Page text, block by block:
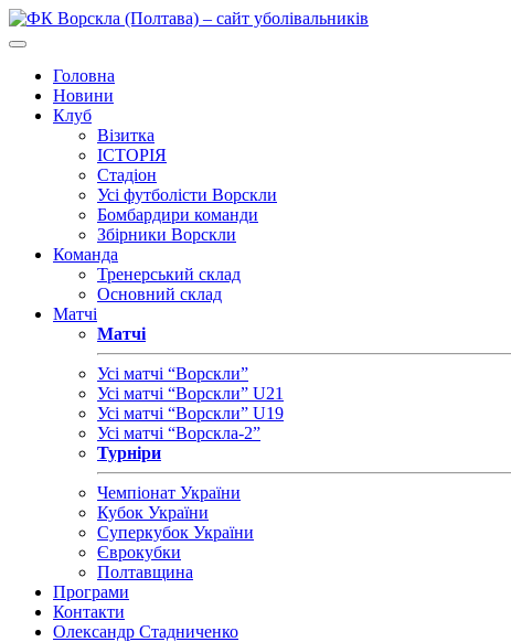
Головна
Новини
Клуб
Візитка
ІСТОРІЯ
Стадіон
Усі футболісти Ворскли
Бомбардири команди
Збірники Ворскли
Команда
Тренерський склад
Основний склад
Матчі
Матчі
Усі матчі “Ворскли”
Усі матчі “Ворскли” U21
Усі матчі “Ворскли” U19
Усі матчі “Ворскла-2”
Турніри
Чемпіонат України
Кубок України
Суперкубок України
Єврокубки
Полтавщина
Програми
Контакти
Олександр Стадниченко